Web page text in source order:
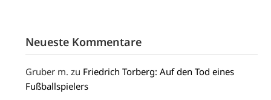
Neueste Kommentare
Gruber m. zu Friedrich Torberg: Auf den Tod eines
Fußballspielers